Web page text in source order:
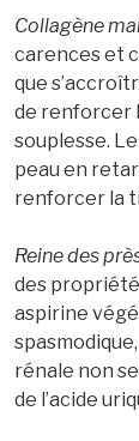
Collagène
carences et
que
de renforcer
souplesse.
peau en
renforcer la
Reine des
des
aspirine
rénale non
de l’acide